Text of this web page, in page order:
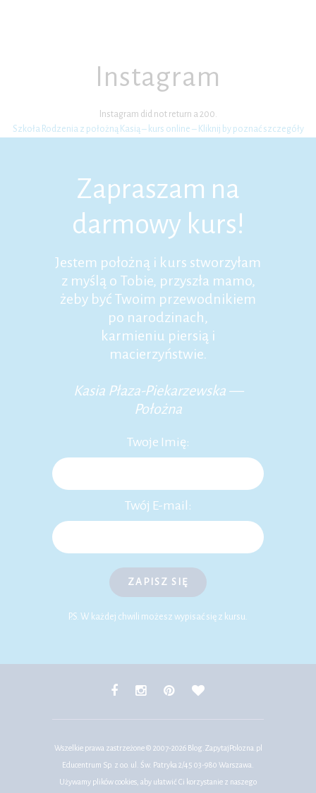
Instagram
Instagram did not return a 200.
Szkoła Rodzenia z położną Kasią – kurs online – Kliknij by poznać szczegóły
Zapraszam na
darmowy kurs!
Jestem położną i kurs stworzyłam
z myślą o Tobie, przyszła mamo,
żeby być Twoim przewodnikiem
po narodzinach,
karmieniu piersią i
macierzyństwie.
Kasia Płaza-Piekarzewska —
Położna
Twoje Imię:
Twój E-mail:
ZAPISZ SIĘ
P.S. W każdej chwili możesz wypisać się z kursu.
Wszelkie prawa zastrzeżone © 2007-2026 Blog.ZapytajPolozna.pl
Educentrum Sp. z o.o. ul. Św. Patryka 2/45 03-980 Warszawa.
Używamy plików cookies, aby ułatwić Ci korzystanie z naszego